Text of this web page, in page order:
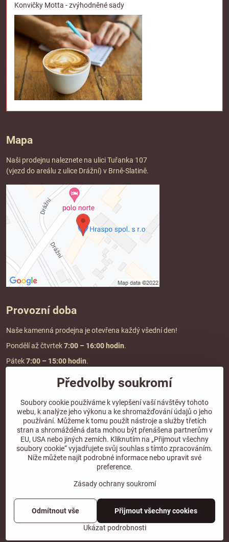
Konvičky Motta - zvýhodněné sady
Mapa
Naši prodejnu naleznete na ulici Tuřanka 107
(vjezd do areálu z ulice Drážní) v Brně-Slatině.
Provozní doba
Naše kamenná prodejna je otevřena každý všední den!
Pondělí až čtvrtek7:00 – 16:00 hodin.
Pátek7:00 – 15:00 hodin.
Doprava a platba
DOPRAVA ZDARMA
při objednávce nad2000 Kč vč. DPH.
*Nevztahuje se na paletovou přepravu.
©2026CopyrightPředvolby soukromíZásady ochrany soukromí
Vytvořeno systémem:ByznysWeb.cz
Předvolby soukromí
Soubory cookie používáme k vylepšení vaší návštěvy tohoto
webu, k analýze jeho výkonu a ke shromažďování údajů o jeho
používání. Můžeme k tomu použít nástroje a služby třetích
stran a shromážděná data mohou být přenášena partnerům v
EU, USA nebo jiných zemích. Kliknutím na „Přijmout všechny
soubory cookie“ vyjadřujete svůj souhlas s tímto zpracováním.
Níže můžete najít podrobné informace nebo upravit své
preference.
Zásady ochrany soukromí
Ukázat podrobnosti
Přijmout všechny cookies
Odmítnout vše